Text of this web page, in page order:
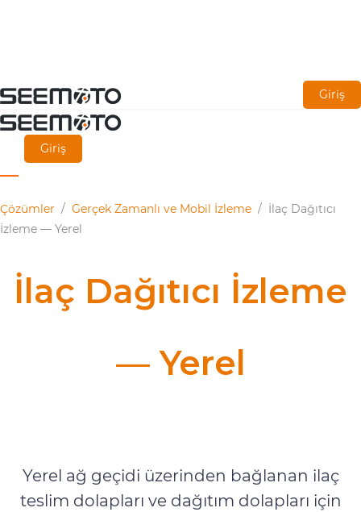
Ana
içeriğe
Giriş
Giriş
Çözümler / Gerçek Zamanlı ve Mobil İzleme / İlaç Dağıtıcı
İzleme — Yerel
İlaç Dağıtıcı İzleme
— Yerel
Yerel ağ geçidi üzerinden bağlanan ilaç
teslim dolapları ve dağıtım dolapları için